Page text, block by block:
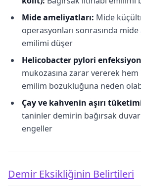
Mide ameliyatları: Mide
operasyonları sonrasında mide
emilimi düşer
Helicobacter pylori
mukozasına zarar vererek
emilim bozukluğuna neden
Çay ve kahvenin aşırı
taninler demirin bağırsak
engeller
Demir Eksikliğinin Belirtileri